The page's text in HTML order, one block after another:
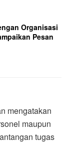
Organisasi
Pesan
mengatakan
maupun
tugas